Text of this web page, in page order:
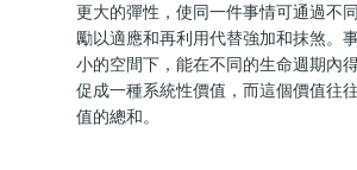
更大的彈性，使同一件事情可通過不
勵以適應和再利用代替強加和抹煞。
小的空間下，能在不同的生命週期內
促成一種系統性價值，而這個價值往
值的總和。